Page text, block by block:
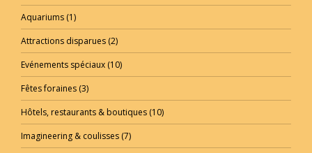
Aquariums (1)
Attractions disparues (2)
Evénements spéciaux (10)
Fêtes foraines (3)
Hôtels, restaurants & boutiques (10)
Imagineering & coulisses (7)